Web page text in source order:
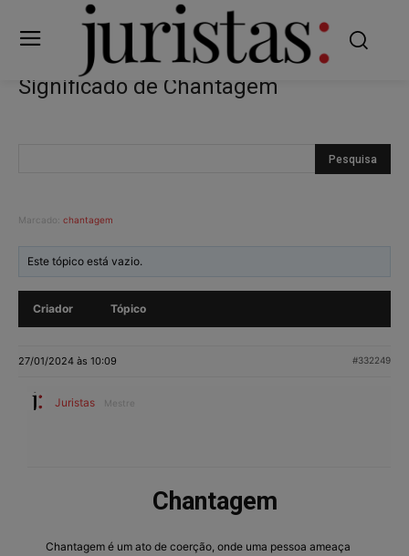
Significado de Chantagem
Marcado: chantagem
Este tópico está vazio.
Criador Tópico
27/01/2024 às 10:09 #332249
Juristas Mestre
Chantagem
Chantagem é um ato de coerção, onde uma pessoa ameaça